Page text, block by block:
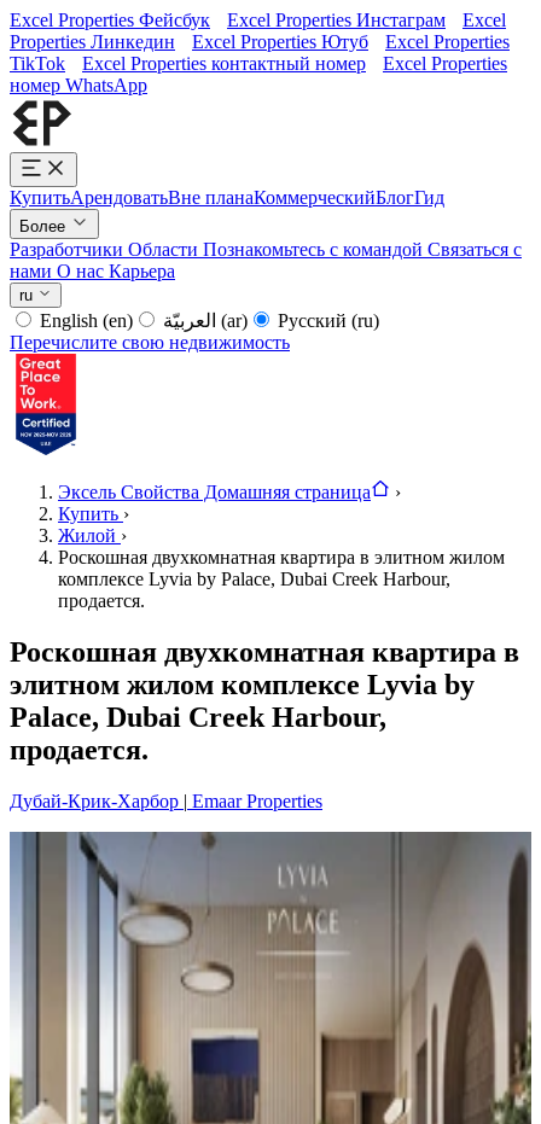
Excel Properties Фейсбук Excel Properties Инстаграм
Excel
Properties Линкедин
Excel Properties Ютуб
Excel Properties
TikTok
Excel Properties контактный номер
Excel Properties
номер WhatsApp
КупитьАрендоватьВне планаКоммерческийБлогГид
Более
Разработчики Области Познакомьтесь с командой Связаться с
нами О нас Карьера
ru
English (en) (ar) Русский (ru)
Перечислите свою недвижимость
Эксель Свойства Домашняя страница
›
Купить ›
Жилой ›
Роскошная двухкомнатная квартира в элитном жилом
комплексе Lyvia by Palace, Dubai Creek Harbour,
продается.
Роскошная двухкомнатная квартира в
элитном жилом комплексе Lyvia by
Palace, Dubai Creek Harbour,
продается.
Дубай-Крик-Харбор | Emaar Properties